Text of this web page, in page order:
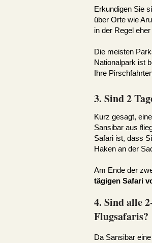
Erkundigen Sie
über Orte wie
in der Regel
Die meisten
Nationalpark ist
Ihre
3. Sind 2
Kurz gesagt, eine
Sansibar aus
Safari ist, dass
Haken an der
Am Ende der
tägigen Safari
4. Sind alle
Flugsafaris?
Da Sansibar